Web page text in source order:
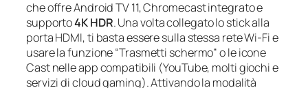
che offre Android TV 11, Chromecast integrato e
supporto4K HDR. Una volta collegato lo stick alla
porta HDMI, ti basta essere sulla stessa rete Wi-Fi e
usare la funzione “Trasmetti schermo” o le icone
Cast nelle app compatibili (YouTube, molti giochi e
servizi di cloud gaming). Attivando la modalità